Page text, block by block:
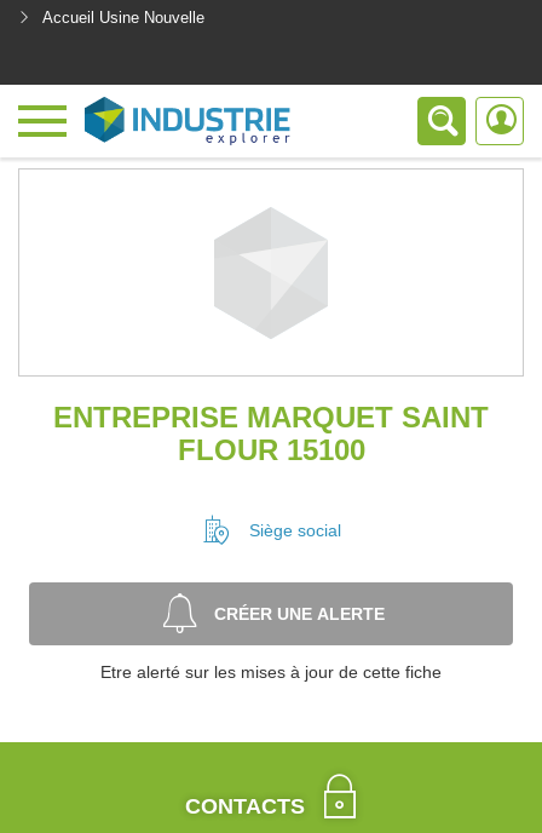
Accueil Usine Nouvelle
ENTREPRISE MARQUET SAINT
FLOUR 15100
Siège social
CRÉER UNE ALERTE
Etre alerté sur les mises à jour de cette fiche
CONTACTS